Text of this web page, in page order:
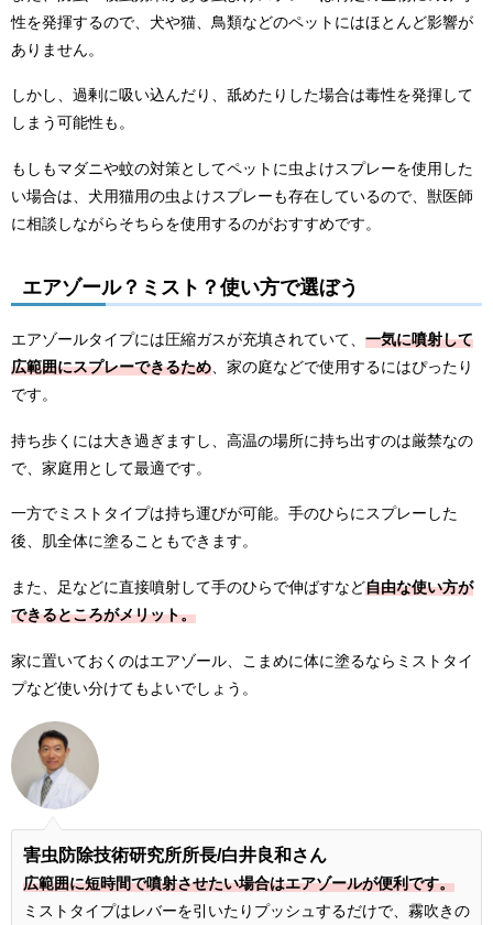
性を発揮するので、犬や猫、鳥類などのペットにはほとんど影響が
ありません。
しかし、過剰に吸い込んだり、舐めたりした場合は毒性を発揮して
しまう可能性も。
もしもマダニや蚊の対策としてペットに虫よけスプレーを使用した
い場合は、犬用猫用の虫よけスプレーも存在しているので、獣医師
に相談しながらそちらを使用するのがおすすめです。
エアゾール？ミスト？使い方で選ぼう
エアゾールタイプには圧縮ガスが充填されていて、 一気に噴射して
広範囲にスプレーできるため 、家の庭などで使用するにはぴったり
です。
持ち歩くには大き過ぎますし、高温の場所に持ち出すのは厳禁なの
で、家庭用として最適です。
一方でミストタイプは持ち運びが可能。手のひらにスプレーした
後、肌全体に塗ることもできます。
また、足などに直接噴射して手のひらで伸ばすなど自由な使い方が
できるところがメリット。
家に置いておくのはエアゾール、こまめに体に塗るならミストタイ
プなど使い分けてもよいでしょう。
害虫防除技術研究所所長/白井良和さん
広範囲に短時間で噴射させたい場合はエアゾールが便利です。
ミストタイプはレバーを引いたりプッシュするだけで、霧吹きの